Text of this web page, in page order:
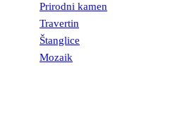
Prirodni kamen
Travertin
Štanglice
Mozaik